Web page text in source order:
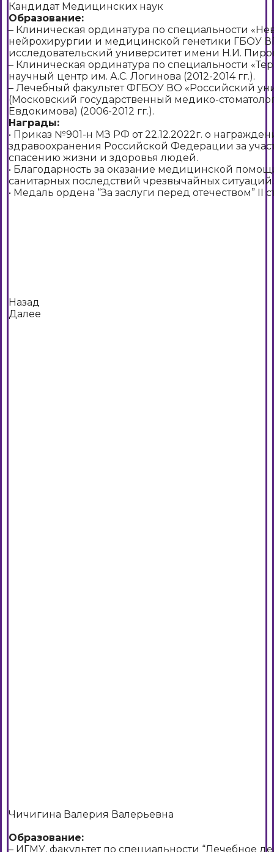
Кандидат Медицинских наук
Образование:
– Клиническая ординатура по специальности
нейрохирургии и медицинской генетики ГБОУ
исследовательский университет имени Н.И.
– Клиническая ординатура по специальности
научный центр им. А.С. Логинова (2012-2014 гг.).
– Лечебный факультет ФГБОУ ВО «Российский
(Московский государственный медико-
Евдокимова) (2006-2012 гг.).
Награды:
• Приказ №901-н МЗ РФ от 22.12.2022г. о
здравоохранения Российской Федерации за
спасению жизни и здоровья людей.
• Благодарность за оказание медицинской
санитарных последствий чрезвычайных ситуаций.
• Медаль ордена “За заслуги перед отечеством” II
Назад
Далее
Чичигина Валерия Валерьевна
Образование:
– ИГМУ, факультет по специальности “Лечебное